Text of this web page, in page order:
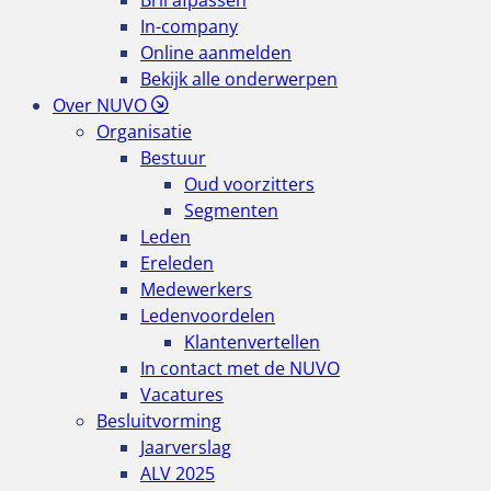
In-company
Online aanmelden
Bekijk alle onderwerpen
Over NUVO
Organisatie
Bestuur
Oud voorzitters
Segmenten
Leden
Ereleden
Medewerkers
Ledenvoordelen
Klantenvertellen
In contact met de NUVO
Vacatures
Besluitvorming
Jaarverslag
ALV 2025